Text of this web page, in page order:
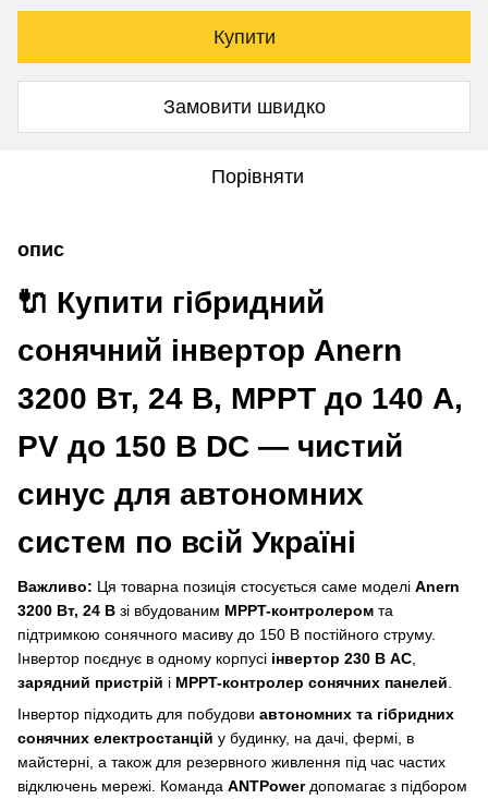
Купити
Замовити швидко
Порівняти
опис
🔌 Купити гібридний
сонячний інвертор Anern
3200 Вт, 24 В, MPPT до 140 А,
PV до 150 В DC — чистий
синус для автономних
систем по всій Україні
Важливо: Ця товарна позиція стосується саме моделі Anern
3200 Вт, 24 В зі вбудованим MPPT-контролером та
підтримкою сонячного масиву до 150 В постійного струму.
Інвертор поєднує в одному корпусі інвертор 230 В AC
зарядний пристрій і MPPT-контролер сонячних панелей
Інвертор підходить для побудови автономних та гібридних
сонячних електростанцій у будинку, на дачі, фермі, в
майстерні, а також для резервного живлення під час частих
відключень мережі. Команда ANTPowerдопомагає з підбором